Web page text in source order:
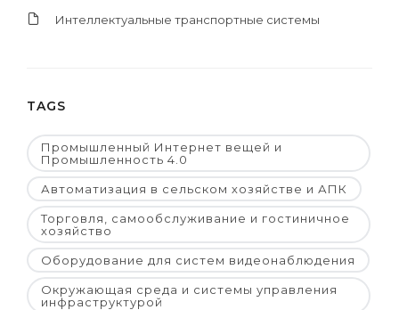
Интеллектуальные транспортные системы
TAGS
Промышленный Интернет вещей и
Промышленность 4.0
Автоматизация в сельском хозяйстве и АПК
Торговля, самообслуживание и гостиничное
хозяйство
Оборудование для систем видеонаблюдения
Окружающая среда и системы управления
инфраструктурой